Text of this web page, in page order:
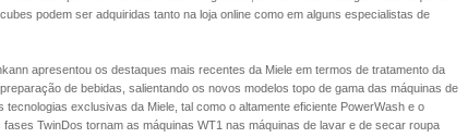
podem ser adquiridas tanto na loja online como em alguns especialistas de
apresentou os destaques mais recentes da Miele em termos de tratamento da
de bebidas, salientando os novos modelos topo de gama das máquinas de
tecnologias exclusivas da Miele, tal como o altamente eficiente PowerWash e o
TwinDos tornam as máquinas WT1 nas máquinas de lavar e de secar roupa